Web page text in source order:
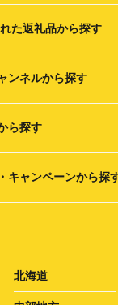
た返礼品から探す
ンネルから探す
ら探す
キャンペーンから探
北海道